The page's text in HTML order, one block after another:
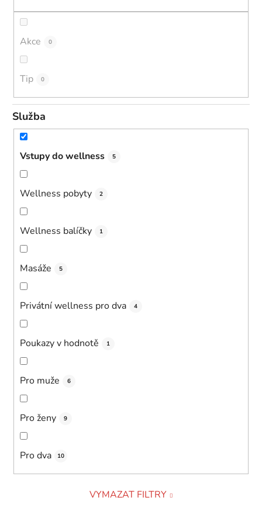
Akce 0
Tip 0
Služba
Vstupy do wellness 5
Wellness pobyty 2
Wellness balíčky 1
Masáže 5
Privátní wellness pro dva 4
Poukazy v hodnotě 1
Pro muže 6
Pro ženy 9
Pro dva 10
VYMAZAT FILTRY